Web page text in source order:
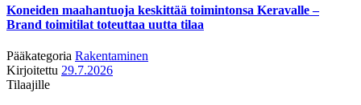
Koneiden maahantuoja keskittää toimintonsa Keravalle –
Brand toimitilat toteuttaa uutta tilaa
Pääkategoria Rakentaminen
Kirjoitettu 29.7.2026
Tilaajille